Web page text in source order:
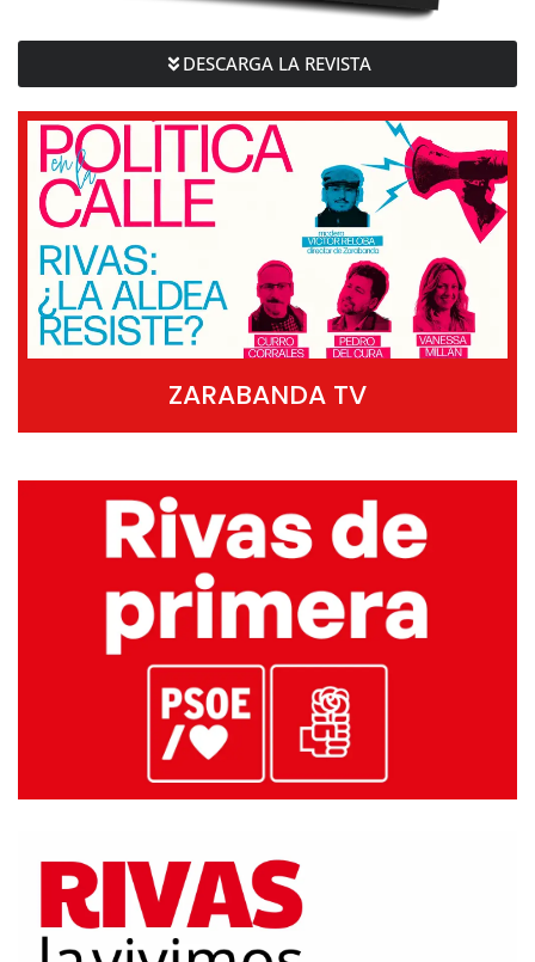
DESCARGA LA REVISTA
ZARABANDA TV